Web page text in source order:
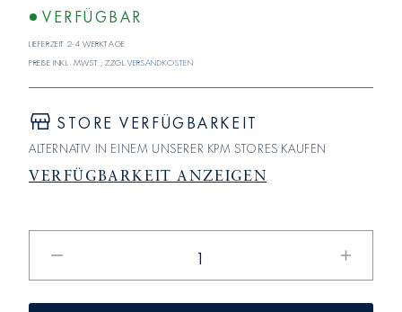
VERFÜGBAR
Lieferzeit 2-4 Werktage
Preise inkl. MwSt.; zzgl. Versandkosten
STORE VERFÜGBARKEIT
ALTERNATIV IN EINEM UNSERER KPM STORES KAUFEN
VERFÜGBARKEIT ANZEIGEN
Erhöhe
die